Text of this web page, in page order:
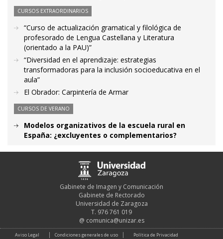
CURSOS EXTRAORDINARIOS
“Curso de actualización gramatical y filológica de
profesorado de Lengua Castellana y Literatura
(orientado a la PAU)”
“Diversidad en el aprendizaje: estrategias
transformadoras para la inclusión socioeducativa en el
aula”
El Obrador: Carpintería de Armar
CURSOS DE VERANO
Modelos organizativos de la escuela rural en
España: ¿excluyentes o complementarios?
Gabinete de Imagen y Comunicación
Gabinete de Rectorado
Universidad de Zaragoza
T. 976 761 019
@ comunica@unizar.es
Aviso Legal Condiciones generales de uso Política de Privacidad